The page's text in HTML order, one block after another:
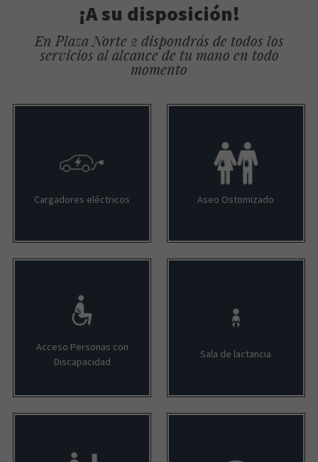
¡A su disposición!
En Plaza Norte 2 dispondrás de todos los
servicios al alcance de tu mano en todo
momento
Cargadores eléctricos Aseo Ostomizado
Acceso Personas con
Discapacidad
Sala de lactancia